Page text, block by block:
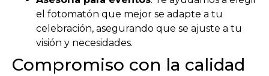
el fotomatón que mejor se adapte a tu
celebración, asegurando que se ajuste a tu
visión y necesidades.
Compromiso con la calidad